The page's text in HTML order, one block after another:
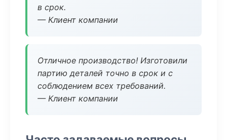
в срок.
— Клиент компании
Отличное производство! Изготовили
партию деталей точно в срок и с
соблюдением всех требований.
— Клиент компании